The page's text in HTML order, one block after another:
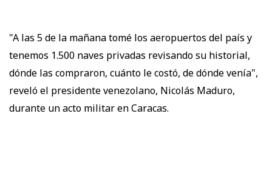
"A las 5 de la mañana tomé los aeropuertos del país y
tenemos 1.500 naves privadas revisando su historial,
dónde las compraron, cuánto le costó, de dónde venía",
reveló el presidente venezolano, Nicolás Maduro,
durante un acto militar en Caracas.